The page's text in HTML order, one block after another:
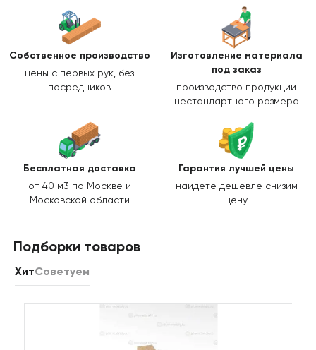
Собственное производство
цены с первых рук, без
посредников
Изготовление материала
под заказ
производство продукции
нестандартного размера
Бесплатная доставка
от 40 м3 по Москве и
Московской области
Гарантия лучшей цены
найдете дешевле снизим
цену
Подборки товаров
ХитСоветуем